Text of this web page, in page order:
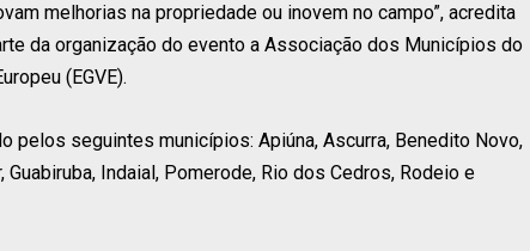
melhorias na propriedade ou inovem no campo”, acredita
da organização do evento a Associação dos Municípios do
(EGVE).
pelos seguintes municípios: Apiúna, Ascurra, Benedito Novo,
Guabiruba, Indaial, Pomerode, Rio dos Cedros, Rodeio e